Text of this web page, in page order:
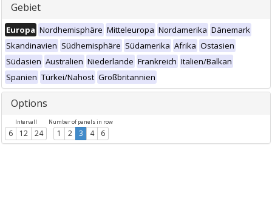
Gebiet
Europa Nordhemisphäre Mitteleuropa Nordamerika Dänemark
Skandinavien Südhemisphäre Südamerika Afrika Ostasien
Südasien Australien Niederlande Frankreich Italien/Balkan
Spanien Türkei/Nahost Großbritannien
Options
Intervall
6 12 24
Number of panels in row
1 2 3 4 6